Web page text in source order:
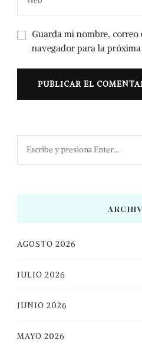
Guarda mi nombre, correo
navegador para la próxima
¿Buscas
AGOSTO 2026
JULIO 2026
JUNIO 2026
MAYO 2026